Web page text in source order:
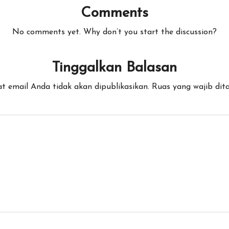
Comments
No comments yet. Why don’t you start the discussion?
Tinggalkan Balasan
email Anda tidak akan dipublikasikan. Ruas yang wajib